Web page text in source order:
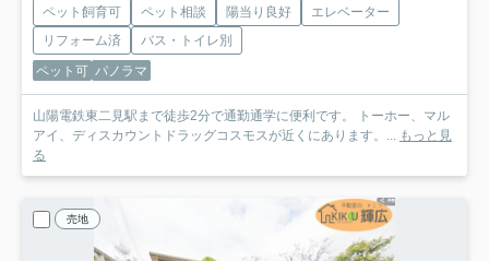
ペット飼育可 ペット相談 陽当り良好
エレベーター
リフォーム済
バス・トイレ別
ペット可 パノラマ
山陽電鉄東二見駅まで徒歩2分で通勤通学に便利です。 トーホー、マル
アイ、ディスカウントドラッグコスモスが近くにあります。... もっと見
る
売地